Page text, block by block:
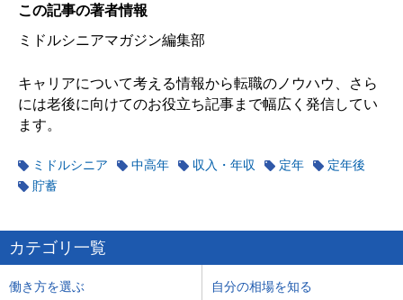
この記事の著者情報
ミドルシニアマガジン編集部
キャリアについて考える情報から転職のノウハウ、さら
には老後に向けてのお役立ち記事まで幅広く発信してい
ます。
ミドルシニア 中高年 収入・年収 定年
定年後
貯蓄
カテゴリ一覧
働き方を選ぶ 自分の相場を知る